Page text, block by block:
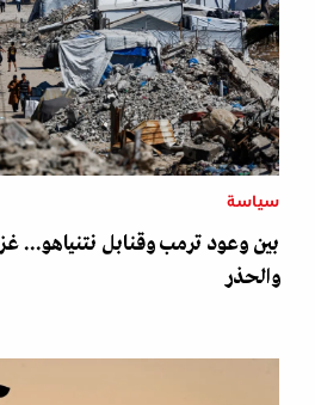
سياسة
بين وعود ترمب وقنابل نتنياهو...
والحذر